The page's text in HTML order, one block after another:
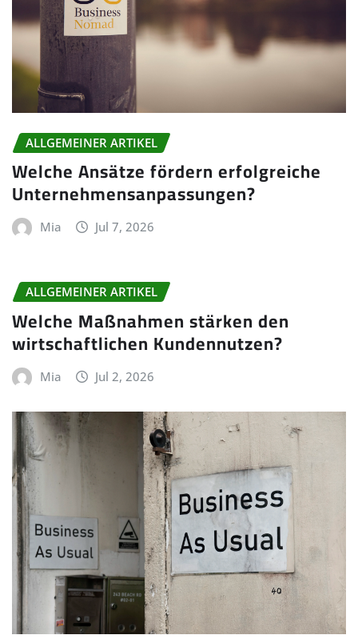
ALLGEMEINER ARTIKEL
Welche Ansätze fördern erfolgreiche
Unternehmensanpassungen?
Mia Jul 7, 2026
ALLGEMEINER ARTIKEL
Welche Maßnahmen stärken den
wirtschaftlichen Kundennutzen?
Mia Jul 2, 2026